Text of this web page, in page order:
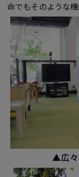
命でもそのような
▲広々